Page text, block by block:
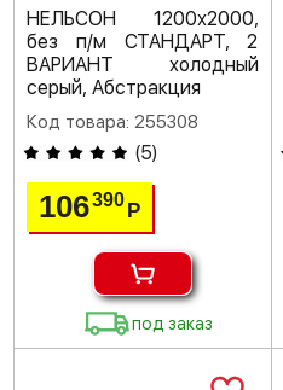
НЕЛЬСОН 1200х2000,
без п/м СТАНДАРТ, 2
ВАРИАНТ холодный
серый, Абстракция
Код товара: 255308
(5)
106390Р
под заказ